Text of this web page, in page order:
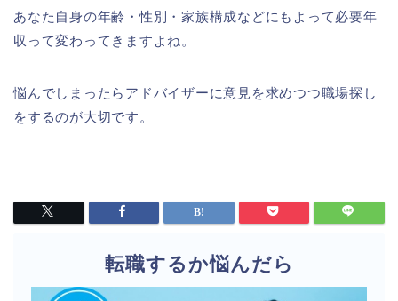
あなた自身の年齢・性別・家族構成などにもよって必要年
収って変わってきますよね。
悩んでしまったらアドバイザーに意見を求めつつ職場探し
をするのが大切です。
転職するか悩んだら